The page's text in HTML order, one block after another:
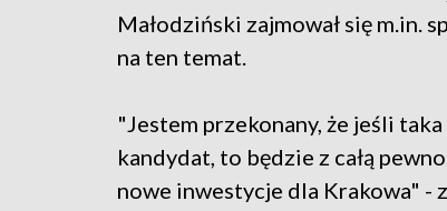
Małodziński zajmował się m.in.
na ten temat.
"Jestem przekonany, że jeśli
kandydat, to będzie z całą
nowe inwestycje dla Krakowa" -